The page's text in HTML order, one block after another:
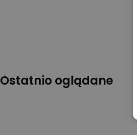
Ostatnio oglądane